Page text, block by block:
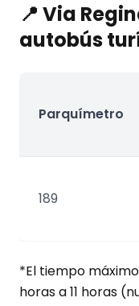
📍 Via
autobús
Parquímetro
189
*El tiempo
horas a 11 horas